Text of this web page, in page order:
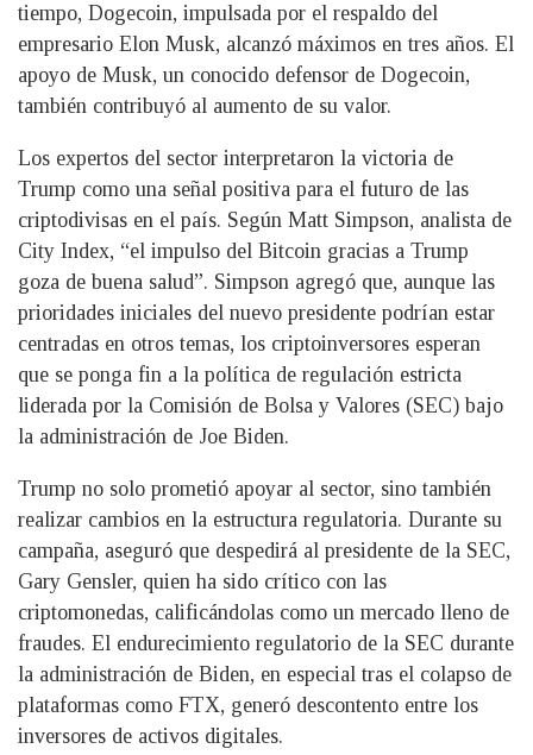
tiempo, Dogecoin, impulsada por el respaldo del
empresario Elon Musk, alcanzó máximos en tres años. El
apoyo de Musk, un conocido defensor de Dogecoin,
también contribuyó al aumento de su valor.
Los expertos del sector interpretaron la victoria de
Trump como una señal positiva para el futuro de las
criptodivisas en el país. Según Matt Simpson, analista de
City Index, “el impulso del Bitcoin gracias a Trump
goza de buena salud”. Simpson agregó que, aunque las
prioridades iniciales del nuevo presidente podrían estar
centradas en otros temas, los criptoinversores esperan
que se ponga fin a la política de regulación estricta
liderada por la Comisión de Bolsa y Valores (SEC) bajo
la administración de Joe Biden.
Trump no solo prometió apoyar al sector, sino también
realizar cambios en la estructura regulatoria. Durante su
campaña, aseguró que despedirá al presidente de la SEC,
Gary Gensler, quien ha sido crítico con las
criptomonedas, calificándolas como un mercado lleno de
fraudes. El endurecimiento regulatorio de la SEC durante
la administración de Biden, en especial tras el colapso de
plataformas como FTX, generó descontento entre los
inversores de activos digitales.